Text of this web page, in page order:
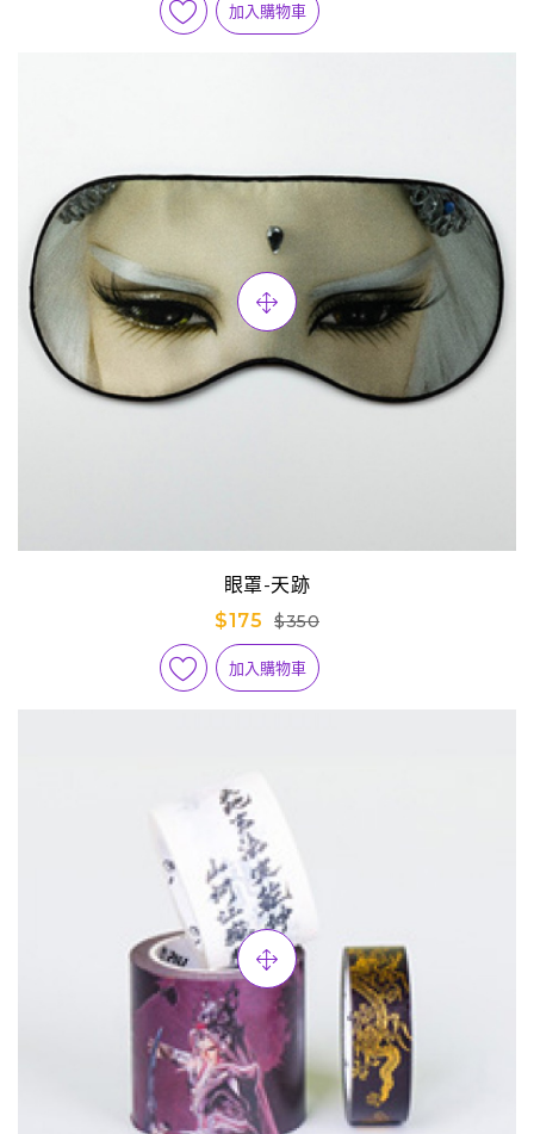
加入購物車
眼罩-天跡
$175
$350
加入購物車